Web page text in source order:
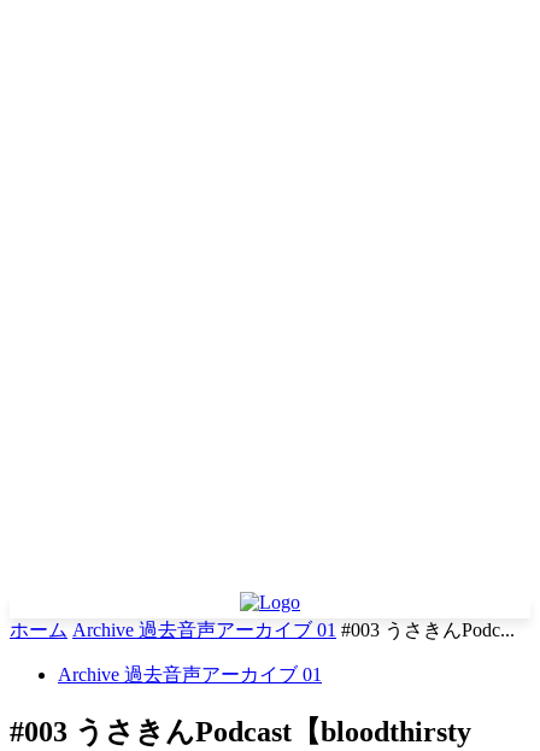
ホーム Archive 過去音声アーカイブ 01 #003 うさきんPodc...
Archive 過去音声アーカイブ 01
#003 うさきんPodcast【bloodthirsty